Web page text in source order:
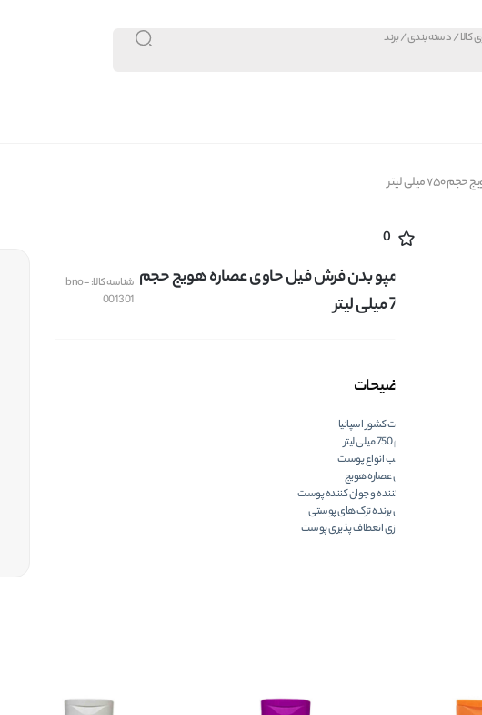
لیتر
0
شامپو بدن فرش فیل حاوی عصاره هویج حجم
750 میلی لیتر
شناسه کالا:bno-
001301
توضیحات
ساخت کشور اسپانیا
حجم 750 میلی لیتر
مناسب انواع پوست
حاوی عصاره هویج
احیا کننده و جوان کننده پوست
از بین برنده ترک های پوستی
بازسازی انعطاف پذیری پوست